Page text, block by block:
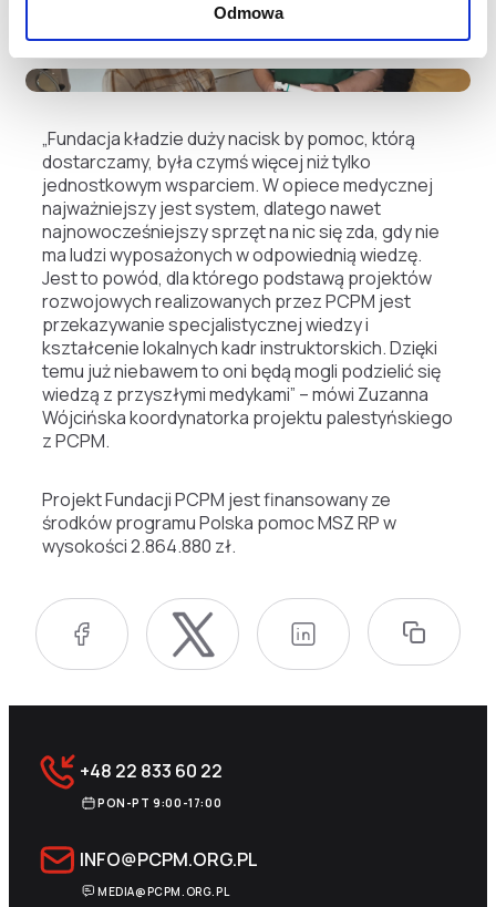
Odmowa
umiejętności obecnych i przyszłych instruktorów.
„Fundacja kładzie duży nacisk by pomoc, którą
dostarczamy, była czymś więcej niż tylko
jednostkowym wsparciem. W opiece medycznej
najważniejszy jest system, dlatego nawet
najnowocześniejszy sprzęt na nic się zda, gdy nie
ma ludzi wyposażonych w odpowiednią wiedzę.
Jest to powód, dla którego podstawą projektów
rozwojowych realizowanych przez PCPM jest
przekazywanie specjalistycznej wiedzy i
kształcenie lokalnych kadr instruktorskich. Dzięki
temu już niebawem to oni będą mogli podzielić się
wiedzą z przyszłymi medykami” – mówi Zuzanna
Wójcińska koordynatorka projektu palestyńskiego
z PCPM.
Projekt Fundacji PCPM jest finansowany ze
środków programu Polska pomoc MSZ RP w
wysokości 2.864.880 zł.
+48 22 833 60 22
PON-PT 9:00-17:00
INFO@PCPM.ORG.PL
MEDIA@PCPM.ORG.PL